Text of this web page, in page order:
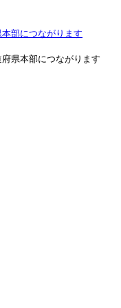
部につながります
県本部につながります